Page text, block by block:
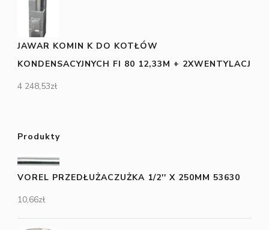
JAWAR KOMIN K DO KOTŁÓW
KONDENSACYJNYCH FI 80 12,33M + 2XWENTYLACJ
4 248,53zł
Produkty
VOREL PRZEDŁUŻACZUŻKA 1/2'' X 250MM 53630
10,66zł